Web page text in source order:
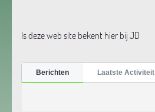
Is deze web site bekent hier bij JD
Berichten Laatste Activiteit